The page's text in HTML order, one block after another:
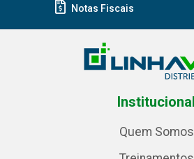
Notas Fiscais
Institucional
Quem Somos